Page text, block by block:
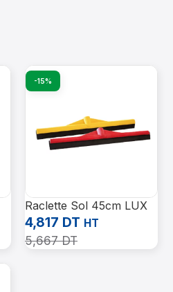
-15%
Raclette Sol 45cm LUX
4,817 DT HT
5,667DT